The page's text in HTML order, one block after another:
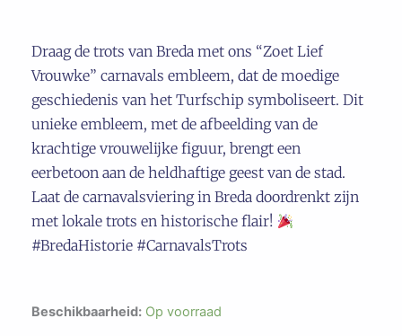
Draag de trots van Breda met ons “Zoet Lief
Vrouwke” carnavals embleem, dat de moedige
geschiedenis van het Turfschip symboliseert. Dit
unieke embleem, met de afbeelding van de
krachtige vrouwelijke figuur, brengt een
eerbetoon aan de heldhaftige geest van de stad.
Laat de carnavalsviering in Breda doordrenkt zijn
met lokale trots en historische flair!
#BredaHistorie #CarnavalsTrots
Beschikbaarheid: Op voorraad
Emleem